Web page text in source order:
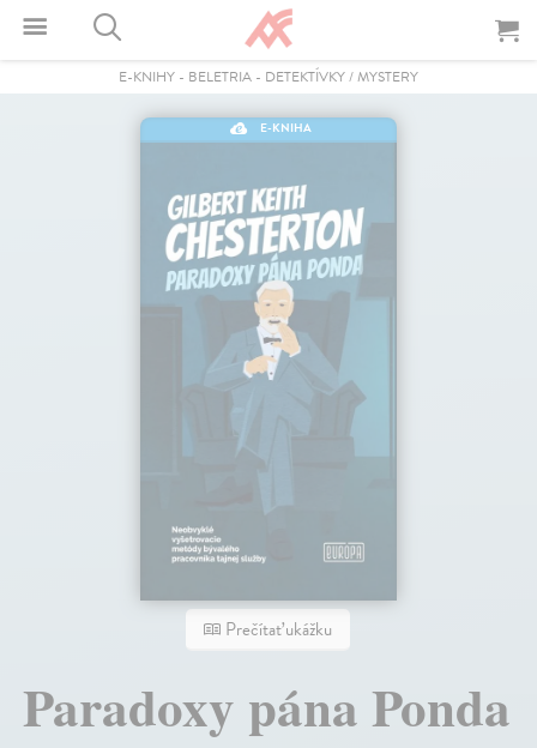
E-KNIHY - BELETRIA - DETEKTÍVKY / MYSTERY
E-KNIHA
Prečítať ukážku
Paradoxy pána Ponda